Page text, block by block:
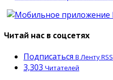
Читай нас в соцсетях
Подписаться В Ленту RSS
3,303 Читателей